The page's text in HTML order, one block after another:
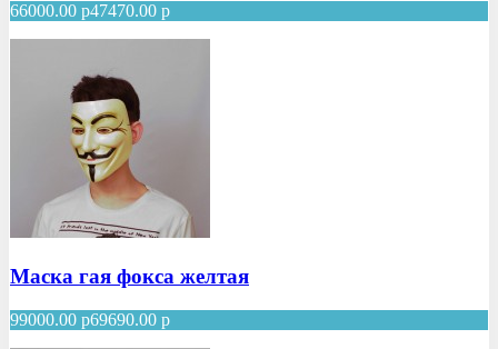
66000.00 р47470.00 р
Маска гая фокса желтая
99000.00 р69690.00 р